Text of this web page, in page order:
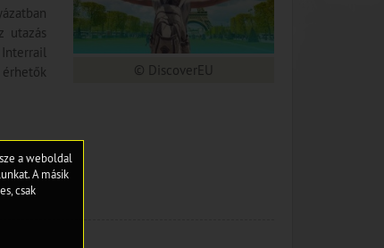
© DiscoverEU
utazás
a weboldal
A másik
csak